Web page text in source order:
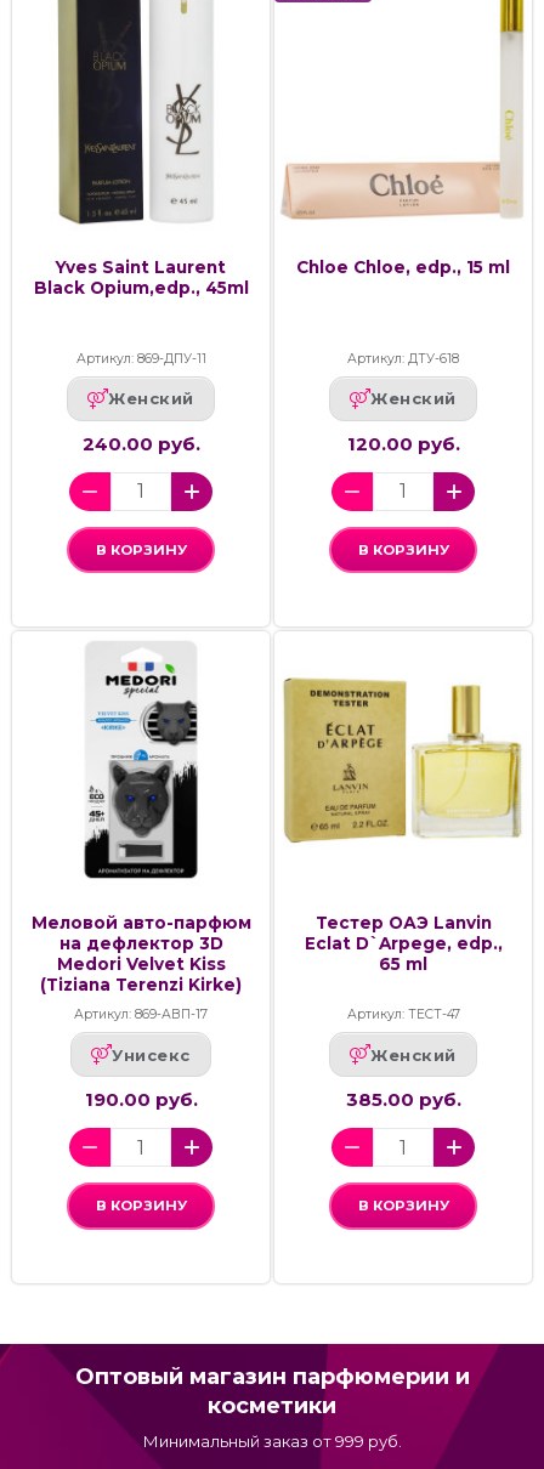
Yves Saint Laurent
Black Opium,edp., 45ml
Артикул: 869-ДПУ-11
Женский
240.00 руб.
В КОРЗИНУ
Chloe Chloe, edp., 15 ml
Артикул: ДТУ-618
Женский
120.00 руб.
В КОРЗИНУ
Меловой авто-парфюм
на дефлектор 3D
Medori Velvet Kiss
(Tiziana Terenzi Kirke)
Артикул: 869-АВП-17
Унисекс
190.00 руб.
В КОРЗИНУ
Тестер ОАЭ Lanvin
Eclat D`Arpege, edp.,
65 ml
Артикул: ТЕСТ-47
Женский
385.00 руб.
В КОРЗИНУ
Оптовый магазин парфюмерии и
косметики
Минимальный заказ от 999 руб.